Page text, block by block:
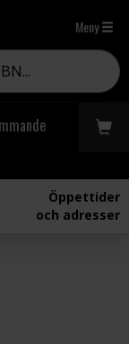
Meny
Öppettider
och adresser